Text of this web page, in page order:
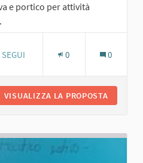
e portico per attività
3 SOSTENITORI
SEGUI 0 0
VISUALIZZA LA PROPOSTA